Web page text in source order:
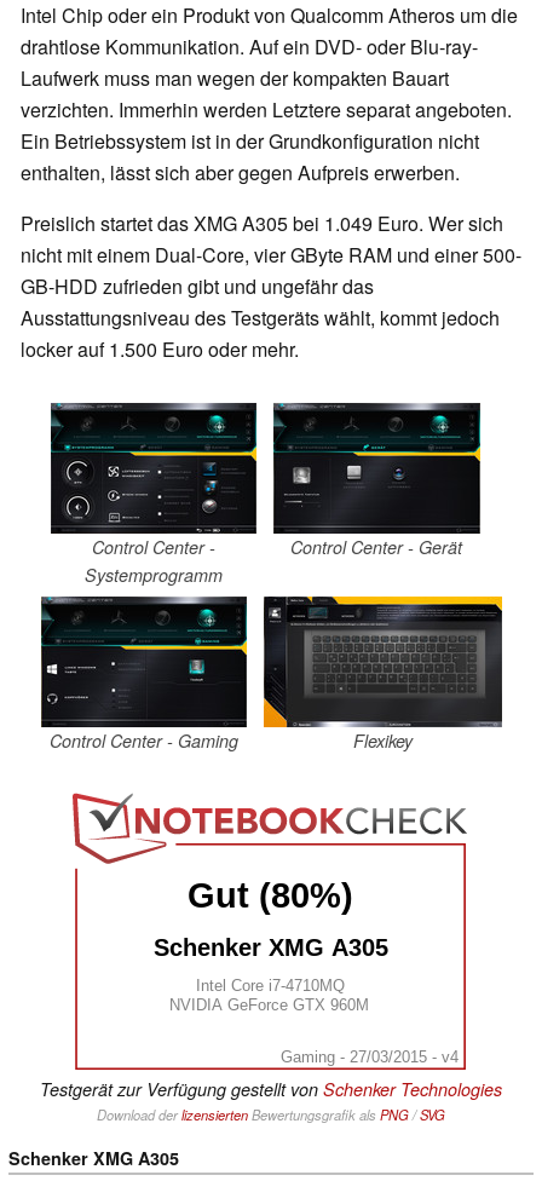
Intel Chip oder ein Produkt von Qualcomm Atheros um die
drahtlose Kommunikation. Auf ein DVD- oder Blu-ray-
Laufwerk muss man wegen der kompakten Bauart
verzichten. Immerhin werden Letztere separat angeboten.
Ein Betriebssystem ist in der Grundkonfiguration nicht
enthalten, lässt sich aber gegen Aufpreis erwerben.
Preislich startet das XMG A305 bei 1.049 Euro. Wer sich
nicht mit einem Dual-Core, vier GByte RAM und einer 500-
GB-HDD zufrieden gibt und ungefähr das
Ausstattungsniveau des Testgeräts wählt, kommt jedoch
locker auf 1.500 Euro oder mehr.
Control Center -
Systemprogramm
Control Center - Gerät
Control Center - Gaming Flexikey
Gut (80%)
Schenker XMG A305
Intel Core i7-4710MQ
NVIDIA GeForce GTX 960M
Gaming - 27/03/2015 - v4
Testgerät zur Verfügung gestellt von Schenker Technologies
Download derlizensiertenBewertungsgrafik als PNG/SVG
Schenker XMG A305